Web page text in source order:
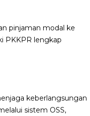
pinjaman modal ke
PKKPR lengkap
keberlangsungan
sistem OSS,